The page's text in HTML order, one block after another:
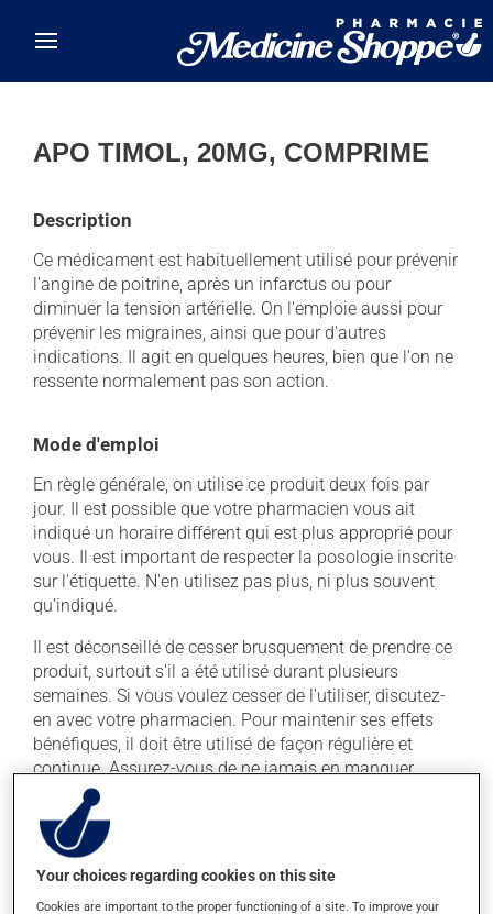
APO TIMOL, 20MG, COMPRIME
Description
Ce médicament est habituellement utilisé pour prévenir
l'angine de poitrine, après un infarctus ou pour
diminuer la tension artérielle. On l'emploie aussi pour
prévenir les migraines, ainsi que pour d'autres
indications. Il agit en quelques heures, bien que l'on ne
ressente normalement pas son action.
Mode d'emploi
En règle générale, on utilise ce produit deux fois par
jour. Il est possible que votre pharmacien vous ait
indiqué un horaire différent qui est plus approprié pour
vous. Il est important de respecter la posologie inscrite
sur l'étiquette. N'en utilisez pas plus, ni plus souvent
qu'indiqué.
Il est déconseillé de cesser brusquement de prendre ce
produit, surtout s'il a été utilisé durant plusieurs
semaines. Si vous voulez cesser de l'utiliser, discutez-
en avec votre pharmacien. Pour maintenir ses effets
bénéfiques, il doit être utilisé de façon régulière et
continue. Assurez-vous de ne jamais en manquer.
Si vous oubliez de prendre une dose, prenez-la dès que
vous y pensez. S'il est presque l'heure de votre dose
suivante, laissez simplement tomber la dose oubliée.
Ne doublez pas la dose suivante pour tenter de vous
rattraper. Ce médicament peut être pris avec ou sans
Your choices regarding cookies on this site
Cookies are important to the proper functioning of a site. To improve your